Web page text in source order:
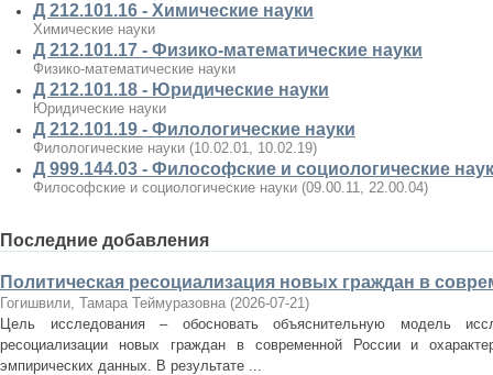
Д 212.101.16 - Химические науки
Химические науки
Д 212.101.17 - Физико-математические науки
Физико-математические науки
Д 212.101.18 - Юридические науки
Юридические науки
Д 212.101.19 - Филологические науки
Филологические науки (10.02.01, 10.02.19)
Д 999.144.03 - Философские и социологические
Философские и социологические науки (09.00.11, 22.00.04)
Последние добавления
Политическая ресоциализация новых граждан в
Гогишвили, Тамара Теймуразовна (2026-07-21)
Цель исследования – обосновать объяснительную модель
ресоциализации новых граждан в современной России и
эмпирических данных. В результате ...